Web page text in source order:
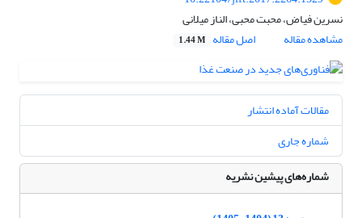
نسرین فیاض، محبت محبی، الناز میلانی
مشاهده مقاله
اصل مقاله 1.44 M
مقالات آماده انتشار
شماره جاری
شماره‌های پیشین نشریه